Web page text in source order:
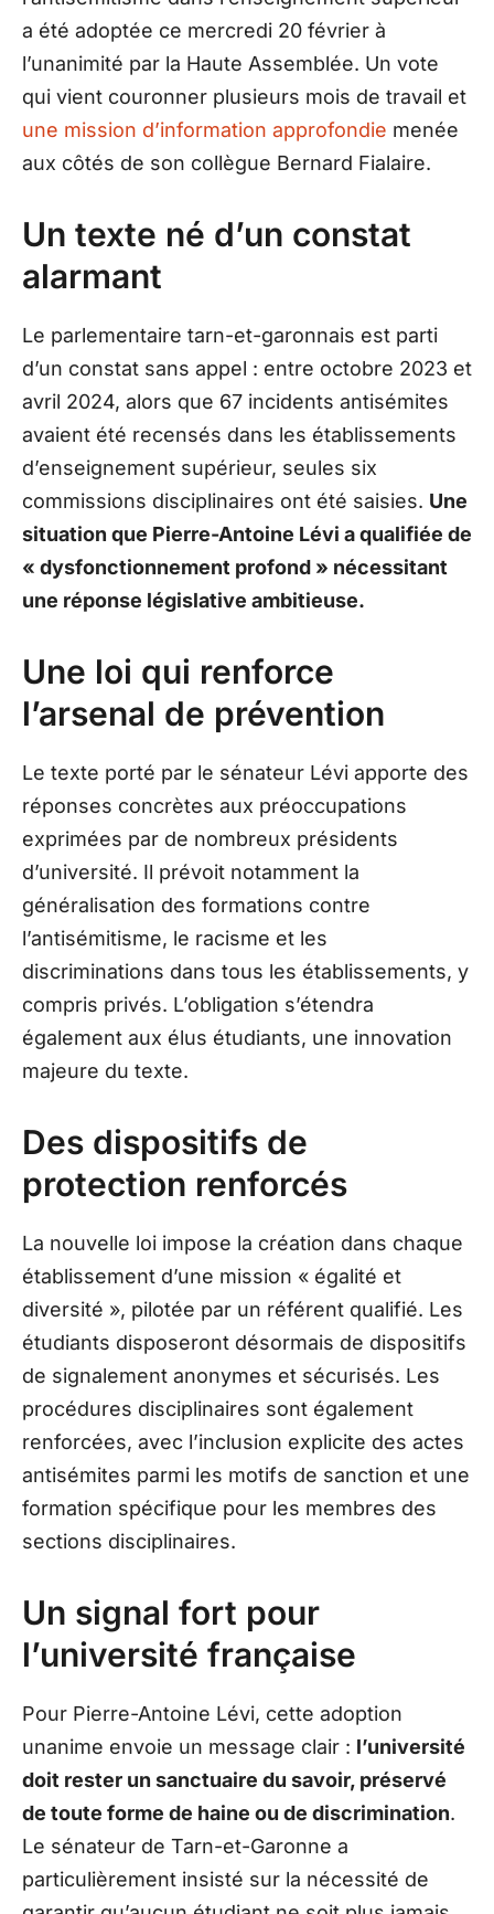
a été adoptée ce mercredi 20 février à
l’unanimité par la Haute Assemblée. Un vote
qui vient couronner plusieurs mois de travail et
une mission d’information approfondie menée
aux côtés de son collègue Bernard Fialaire.
Un texte né d’un constat
alarmant
Le parlementaire tarn-et-garonnais est parti
d’un constat sans appel : entre octobre 2023 et
avril 2024, alors que 67 incidents antisémites
avaient été recensés dans les établissements
d’enseignement supérieur, seules six
commissions disciplinaires ont été saisies. Une
situation que Pierre-Antoine Lévi a qualifiée de
« dysfonctionnement profond » nécessitant
une réponse législative ambitieuse.
Une loi qui renforce
l’arsenal de prévention
Le texte porté par le sénateur Lévi apporte des
réponses concrètes aux préoccupations
exprimées par de nombreux présidents
d’université. Il prévoit notamment la
généralisation des formations contre
l’antisémitisme, le racisme et les
discriminations dans tous les établissements, y
compris privés. L’obligation s’étendra
également aux élus étudiants, une innovation
majeure du texte.
Des dispositifs de
protection renforcés
La nouvelle loi impose la création dans chaque
établissement d’une mission « égalité et
diversité », pilotée par un référent qualifié. Les
étudiants disposeront désormais de dispositifs
de signalement anonymes et sécurisés. Les
procédures disciplinaires sont également
renforcées, avec l’inclusion explicite des actes
antisémites parmi les motifs de sanction et une
formation spécifique pour les membres des
sections disciplinaires.
Un signal fort pour
l’université française
Pour Pierre-Antoine Lévi, cette adoption
unanime envoie un message clair : l’université
doit rester un sanctuaire du savoir, préservé
de toute forme de haine ou de discrimination.
Le sénateur de Tarn-et-Garonne a
particulièrement insisté sur la nécessité de